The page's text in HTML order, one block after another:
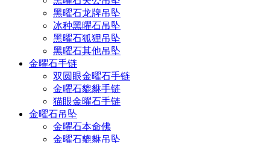
黑曜石龙牌吊坠
冰种黑曜石吊坠
黑曜石狐狸吊坠
黑曜石其他吊坠
金曜石手链
双圆眼金曜石手链
金曜石貔貅手链
猫眼金曜石手链
金曜石吊坠
金曜石本命佛
金曜石貔貅吊坠